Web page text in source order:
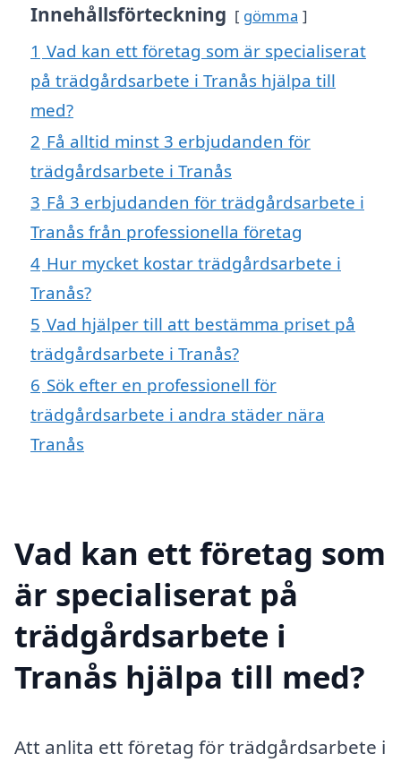
Innehållsförteckning gömma
1 Vad kan ett företag som är specialiserat
på trädgårdsarbete i Tranås hjälpa till
med?
2 Få alltid minst 3 erbjudanden för
trädgårdsarbete i Tranås
3 Få 3 erbjudanden för trädgårdsarbete i
Tranås från professionella företag
4 Hur mycket kostar trädgårdsarbete i
Tranås?
5 Vad hjälper till att bestämma priset på
trädgårdsarbete i Tranås?
6 Sök efter en professionell för
trädgårdsarbete i andra städer nära
Tranås
Vad kan ett företag som
är specialiserat på
trädgårdsarbete i
Tranås hjälpa till med?
Att anlita ett företag för trädgårdsarbete i